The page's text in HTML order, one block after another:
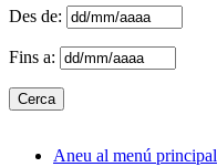
Des de:
Fins a:
Aneu al menú principal